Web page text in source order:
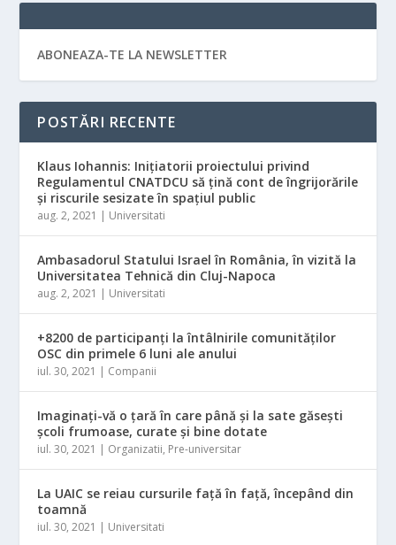
ABONEAZA-TE LA NEWSLETTER
POSTĂRI RECENTE
Klaus Iohannis: Iniţiatorii proiectului privind
Regulamentul CNATDCU să ţină cont de îngrijorările
şi riscurile sesizate în spaţiul public
aug. 2, 2021 | Universitati
Ambasadorul Statului Israel în România, în vizită la
Universitatea Tehnică din Cluj-Napoca
aug. 2, 2021 | Universitati
+8200 de participanți la întâlnirile comunităților
OSC din primele 6 luni ale anului
iul. 30, 2021 | Companii
Imaginați-vă o ţară în care până și la sate găsești
şcoli frumoase, curate și bine dotate
iul. 30, 2021 | Organizatii, Pre-universitar
La UAIC se reiau cursurile faţă în faţă, începând din
toamnă
iul. 30, 2021 | Universitati